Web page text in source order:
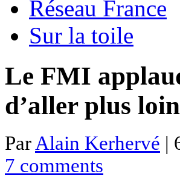
Réseau France
Sur la toile
Le FMI
d’aller plus loin
Par Alain Kerhervé |
7 comments